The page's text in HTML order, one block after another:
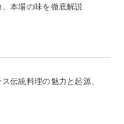
本場の味を徹底解説
伝統料理の魅力と起源、